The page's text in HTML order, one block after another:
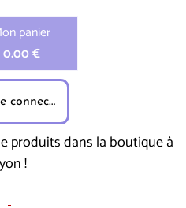
panier
0.00 €
Se connecter
produits dans la boutique à
!